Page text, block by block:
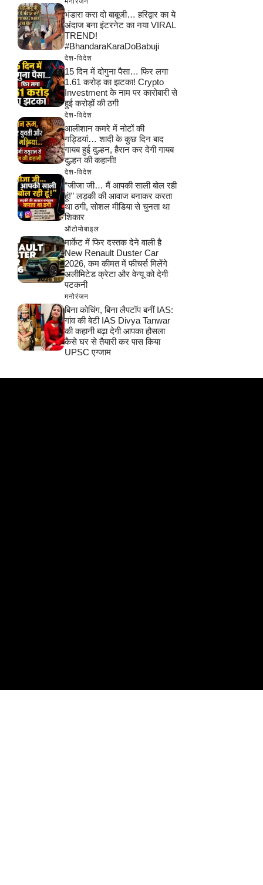
भंडारा करा दो बाबूजी… हरिद्वार का ये
अंदाज बना इंटरनेट का नया VIRAL
TREND!
#BhandaraKaraDoBabuji
देश-विदेश
15 दिन में दोगुना पैसा… फिर लगा
1.61 करोड़ का झटका! Crypto
Investment के नाम पर कारोबारी से
हुई करोड़ों की ठगी
देश-विदेश
आलीशान कमरे में नोटों की
गड्डियां… शादी के कुछ दिन बाद
गायब हुई दुल्हन, हैरान कर देगी गायब
दुल्हन की कहानी!
देश-विदेश
“जीजा जी… मैं आपकी साली बोल रही
हूं!” लड़की की आवाज बनाकर करता
था ठगी, सोशल मीडिया से चुनता था
शिकार
ऑटोमोबाइल
मार्केट में फिर दस्तक देने वाली है
New Renault Duster Car
2026, कम कीमत में फीचर्स मिलेंगे
अलीमिटेड क्रेटा और वेन्यू को देगी
पटकनी
मनोरंजन
बिना कोचिंग, बिना लैपटॉप बनीं IAS:
गांव की बेटी IAS Divya Tanwar
की कहानी बढ़ा देगी आपका हौसला
कैसे घर से तैयारी कर पास किया
UPSC एग्जाम